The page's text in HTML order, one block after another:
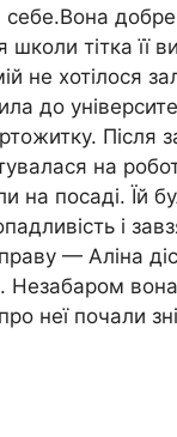
школи тітка її
не хотілося
до
Після
на
на посаді. Їй
і
— Аліна
Незабаром
неї почали